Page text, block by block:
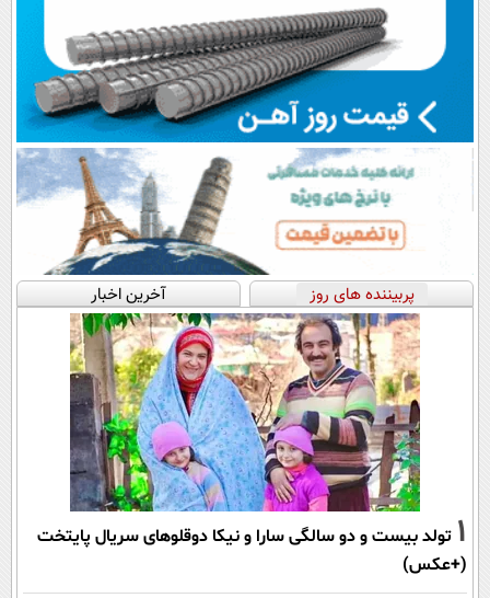
پربیننده های روز آخرین اخبار
1 تولد بیست و دو سالگی سارا و نیکا دوقلوهای سریال پایتخت
(+عکس)